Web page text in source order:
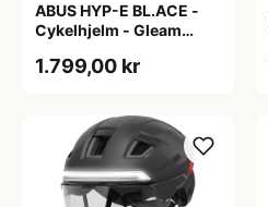
ABUS HYP-E BL.ACE -
Cykelhjelm - Gleam
1.799,00 kr